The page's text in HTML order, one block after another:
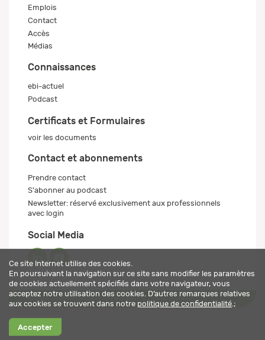
Emplois
Contact
Accès
Médias
Connaissances
ebi-actuel
Podcast
Certificats et Formulaires
voir les documents
Contact et abonnements
Prendre contact
S'abonner au podcast
Newsletter: réservé exclusivement aux professionnels
avec login
Social Media
Ce site Internet utilise des cookies.
En poursuivant la navigation sur ce site sans modifier les paramètres
de cookies actuellement spécifiés dans votre navigateur, vous
acceptez notre utilisation des cookies. D’autres remarques relatives
aux cookies se trouvent dans notre politique de confidentialité .;
Accepter